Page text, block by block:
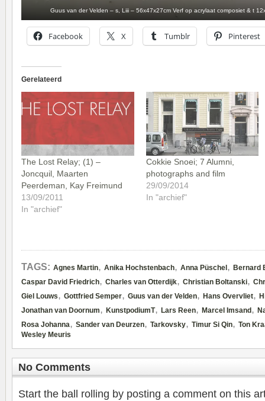
Guus van der Velden – s, Liii – 56x47x27cm Verf op acrylaat composiet & t
Facebook X Tumblr Pinterest
Gerelateerd
The Lost Relay; (1) –
Joncquil, Maarten
Peerdeman, Kay Freimund
13/09/2011
In "archief"
Cokkie Snoei; 7 Alumni,
photographs and film
29/09/2014
In "archief"
TAGS: Agnes Martin, Anika Hochstenbach, Anna Püschel , Bernard
Caspar David Friedrich, Charles van Otterdijk, Christian Boltanski,
Giel Louws, Gottfried Semper, Guus van der Velden, Hans Overvliet,
Jonathan van Doornum, KunstpodiumT, Lars Reen, Marcel Imsand ,
Rosa Johanna, Sander van Deurzen, Tarkovsky, Timur Si Qin, Ton
Wesley Meuris
No Comments
Start the ball rolling by posting a comment on this